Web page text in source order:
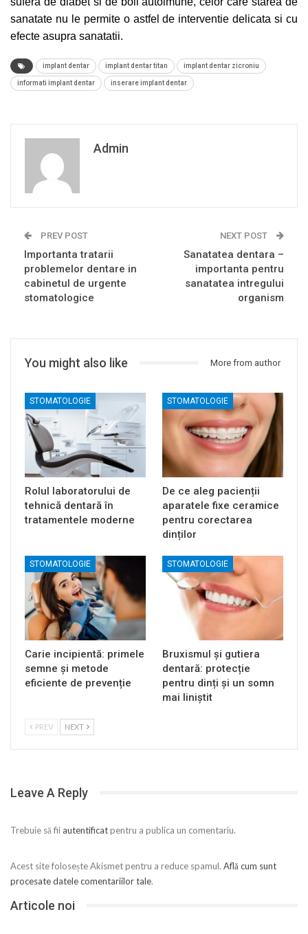
sanatate nu le permite o astfel de interventie delicata si cu
efecte asupra sanatatii.
implant dentar implant dentar titan implant dentar zicroniu
informati implant dentar inserare implant dentar
Admin
PREV POST
Importanta tratarii
problemelor dentare in
cabinetul de urgente
stomatologice
NEXT POST
Sanatatea dentara –
importanta pentru
sanatatea intregului
organism
You might also like More from author
STOMATOLOGIE
Rolul laboratorului de
tehnică dentară în
tratamentele moderne
STOMATOLOGIE
De ce aleg pacienții
aparatele fixe ceramice
pentru corectarea
dinților
STOMATOLOGIE
Carie incipientă: primele
semne și metode
eficiente de prevenție
STOMATOLOGIE
Bruxismul și gutiera
dentară: protecție
pentru dinți și un somn
mai liniștit
PREV NEXT
Leave A Reply
Trebuie să fii autentificatpentru a publica un comentariu.
Acest site folosește Akismet pentru a reduce spamul. Află cum sunt
procesate datele comentariilor tale.
Articole noi